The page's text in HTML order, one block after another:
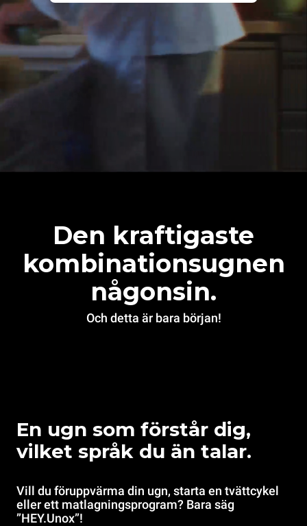
Den kraftigaste
kombinationsugnen
någonsin .
Och detta är bara början!
En ugn som förstår dig,
vilket språk du än talar.
Vill du föruppvärma din ugn, starta en tvättcykel
eller ett matlagningsprogram? Bara säg
”HEY.Unox”!